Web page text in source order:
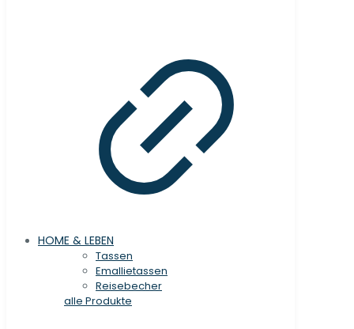
HOME & LEBEN
Tassen
Emallietassen
Reisebecher
alle Produkte